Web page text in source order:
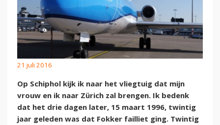
21 juli 2016
Op Schiphol kijk ik naar het vliegtuig dat mijn
vrouw en ik naar Zürich zal brengen. Ik bedenk
dat het drie dagen later, 15 maart 1996, twintig
jaar geleden was dat Fokker failliet ging. Twintig